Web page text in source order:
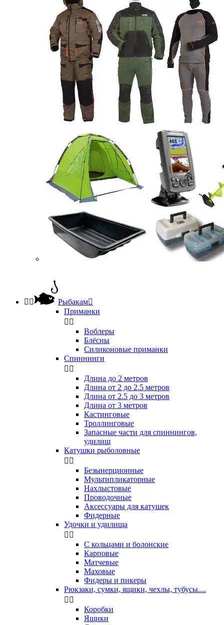
  Рыбакам
Приманки
 
Воблеры
Блёсны
Силиконовые приманки
Спиннинги
 
Длина до 2 метров
Длина от 2 до 2.5 метров
Длина от 2.5 до 3 метров
Длина от 3 метров
Кастинговые
Троллинговые
Запасные части для спиннингов,
удилищ
Катушки рыболовные
 
Безынерционные
Мультипликаторные
Нахлыстовые
Проводочные
Аксессуары для катушек
Фидерные
Удочки и удилища
 
С кольцами и болонские
Карповые
Матчевые
Маховые
Фидеры и пикеры
Рюкзаки, сумки, ящики, чехлы, тубусы....
 
Коробки
Ящики